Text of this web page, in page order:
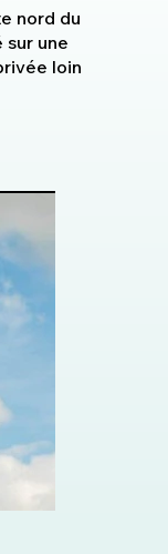
nord du
sur une
loin